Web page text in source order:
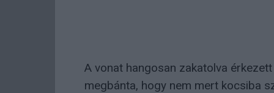
A vonat hangosan zakatolva
megbánta, hogy nem mert kocsiba